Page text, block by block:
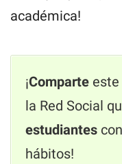
académica!
¡Comparte
la Red Social
estudiantes
hábitos!